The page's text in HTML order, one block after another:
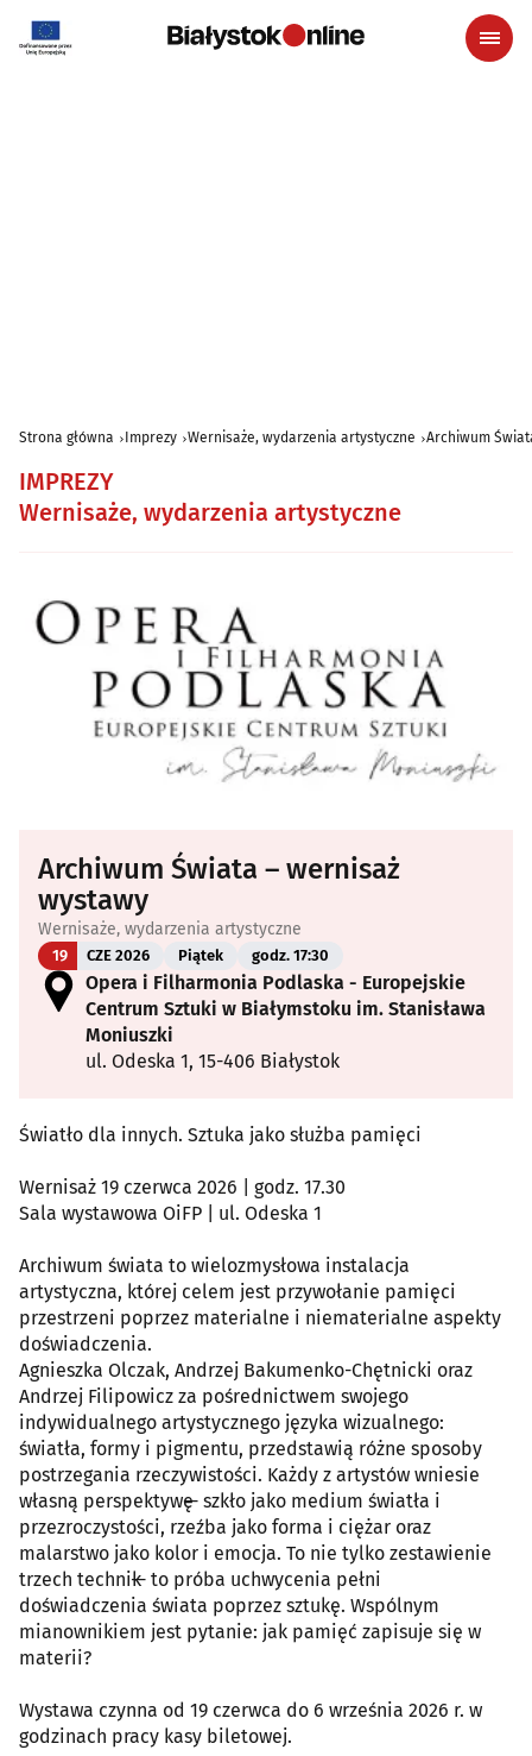
Strona główna Imprezy Wernisaże, wydarzenia artystyczne Archiwum
IMPREZY
Wernisaże, wydarzenia artystyczne
Archiwum Świata – wernisaż
wystawy
Wernisaże, wydarzenia artystyczne
19 CZE 2026 Piątek godz. 17:30
Opera i Filharmonia Podlaska - Europejskie
Centrum Sztuki w Białymstoku im. Stanisława
Moniuszki
ul. Odeska 1, 15-406 Białystok
Światło dla innych. Sztuka jako służba pamięci
Wernisaż 19 czerwca 2026 | godz. 17.30
Sala wystawowa OiFP | ul. Odeska 1
Archiwum świata to wielozmysłowa instalacja
artystyczna, której celem jest przywołanie pamięci
przestrzeni poprzez materialne i niematerialne aspekty
doświadczenia.
Agnieszka Olczak, Andrzej Bakumenko-Chętnicki oraz
Andrzej Filipowicz za pośrednictwem swojego
indywidualnego artystycznego języka wizualnego:
światła, formy i pigmentu, przedstawią różne sposoby
postrzegania rzeczywistości. Każdy z artystów wniesie
własną perspektywę ̶ szkło jako medium światła i
przezroczystości, rzeźba jako forma i ciężar oraz
malarstwo jako kolor i emocja. To nie tylko zestawienie
trzech technik ̶ to próba uchwycenia pełni
doświadczenia świata poprzez sztukę. Wspólnym
mianownikiem jest pytanie: jak pamięć zapisuje się w
materii?
Wystawa czynna od 19 czerwca do 6 września 2026 r. w
godzinach pracy kasy biletowej.